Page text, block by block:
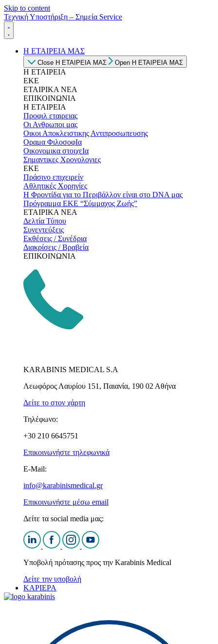
Skip to content
Τεχνική Υποστήριξη – Σημεία Service
Η ΕΤΑΙΡΕΙΑ ΜΑΣ
Close Η ΕΤΑΙΡΕΙΑ ΜΑΣ Open Η ΕΤΑΙΡΕΙΑ ΜΑΣ
Η ΕΤΑΙΡΕΙΑ
ΕΚΕ
ΕΤΑΙΡΙΚΑ ΝΕΑ
ΕΠΙΚΟΙΝΩΝΙΑ
Η ΕΤΑΙΡΕΙΑ
Προφιλ εταιρειας
Οι Ανθρωποι μας
Οικοι Αποκλειστικης Αντιπροσωπευσης
Οραμα ΦιλοσοφΙα
Οικονομικα στοιχεΙα
Σημαντικες Χρονολογιες
ΕΚΕ
Πράσινο επιχειρείν
Αθλητικές Χορηγίες
Η Φροντίδα για το Περιβάλλον είναι στο DNA μας
Πρόγραμμα ΕΚΕ “Σύμμαχος Ζωής”
ΕΤΑΙΡΙΚΑ ΝΕΑ
Δελτία Τύπου
Συνεντεύξεις
Εκθέσεις / Συνέδρια
Διακρίσεις / Βραβεία
ΕΠΙΚΟΙΝΩΝΙΑ
KARABINIS MEDICAL S.A
Λεωφόρος Λαυρίου 151, Παιανία, 190 02 Αθήνα
Δείτε το στον χάρτη
Τηλέφωνο:
+30 210 6645751
Επικοινωνήστε τηλεφωνικά
E-Mail:
info@karabinismedical.gr
Επικοινωνήστε μέσω email
Δείτε τα social media μας:
Υποβολή πρότασης προς την Karabinis Medical
Δείτε την υποβολή
ΚΑΡΙΕΡΑ